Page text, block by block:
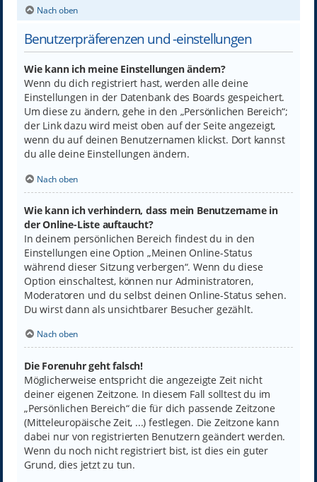
Nach oben
Benutzerpräferenzen und -einstellungen
Wie kann ich meine Einstellungen ändern?
Wenn du dich registriert hast, werden alle deine
Einstellungen in der Datenbank des Boards gespeichert.
Um diese zu ändern, gehe in den „Persönlichen Bereich“;
der Link dazu wird meist oben auf der Seite angezeigt,
wenn du auf deinen Benutzernamen klickst. Dort kannst
du alle deine Einstellungen ändern.
Nach oben
Wie kann ich verhindern, dass mein Benutzername in
der Online-Liste auftaucht?
In deinem persönlichen Bereich findest du in den
Einstellungen eine Option „Meinen Online-Status
während dieser Sitzung verbergen“. Wenn du diese
Option einschaltest, können nur Administratoren,
Moderatoren und du selbst deinen Online-Status sehen.
Du wirst dann als unsichtbarer Besucher gezählt.
Nach oben
Die Forenuhr geht falsch!
Möglicherweise entspricht die angezeigte Zeit nicht
deiner eigenen Zeitzone. In diesem Fall solltest du im
„Persönlichen Bereich“ die für dich passende Zeitzone
(Mitteleuropäische Zeit, ...) festlegen. Die Zeitzone kann
dabei nur von registrierten Benutzern geändert werden.
Wenn du noch nicht registriert bist, ist dies ein guter
Grund, dies jetzt zu tun.